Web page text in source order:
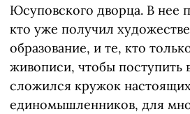
Юсуповского дворца. В нее
кто уже получил
образование, и те, кто
живописи, чтобы поступить
сложился кружок
единомышленников, для